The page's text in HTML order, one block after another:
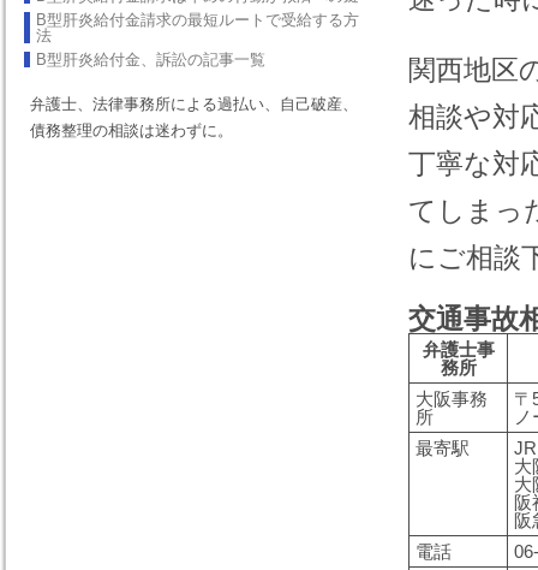
B型肝炎給付金請求の最短ルートで受給する方
法
B型肝炎給付金、訴訟の記事一覧
弁護士、法律事務所による過払い、自己破産、
債務整理の相談は迷わずに。
関西地区
相談や対
丁寧な対
てしまっ
にご相談
交通事故
弁護士事
務所
大阪事務
所
〒
最寄駅
大
大
阪
阪
電話